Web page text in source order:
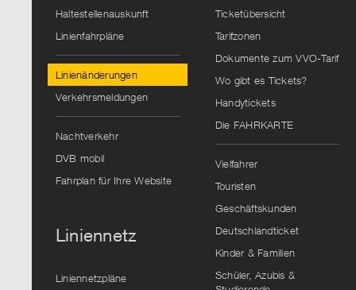
Haltestellenauskunft
Linienfahrpläne
Linienänderungen
Verkehrsmeldungen
Nachtverkehr
DVB mobil
Fahrplan für Ihre Website
Liniennetz
Liniennetzpläne
Ticketübersicht
Tarifzonen
Dokumente zum VVO-Tarif
Wo gibt es Tickets?
Handytickets
Die FAHRKARTE
Vielfahrer
Touristen
Geschäftskunden
Deutschlandticket
Kinder & Familien
Schüler, Azubis &